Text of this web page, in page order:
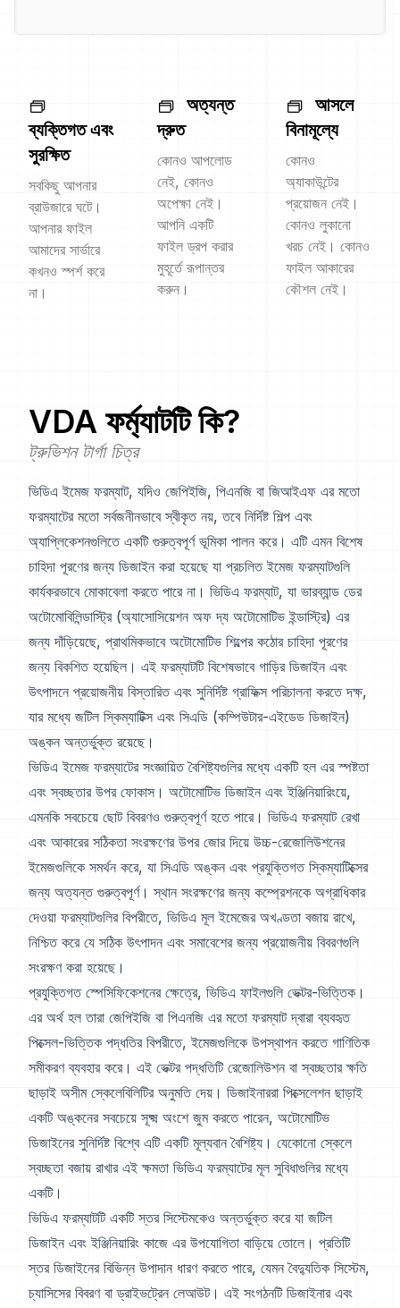
ব্যক্তিগত এবং
সুরক্ষিত
সবকিছু আপনার
ব্রাউজারে ঘটে।
আপনার ফাইল
আমাদের সার্ভারে
কখনও স্পর্শ করে
না।
অত্যন্ত
দ্রুত
কোনও আপলোড
নেই, কোনও
অপেক্ষা নেই।
আপনি একটি
ফাইল ড্রপ করার
মুহূর্তে রূপান্তর
করুন।
আসলে
বিনামূল্যে
কোনও
অ্যাকাউন্টের
প্রয়োজন নেই।
কোনও লুকানো
খরচ নেই। কোনও
ফাইল আকারের
কৌশল নেই।
VDA ফর্ম্যাটটি কি?
ট্রুভিশন টার্গা চিত্র
ভিডিএ ইমেজ ফরম্যাট, যদিও জেপিইজি, পিএনজি বা জিআইএফ এর মতো
ফরম্যাটের মতো সর্বজনীনভাবে স্বীকৃত নয়, তবে নির্দিষ্ট শিল্প এবং
অ্যাপ্লিকেশনগুলিতে একটি গুরুত্বপূর্ণ ভূমিকা পালন করে। এটি এমন বিশেষ
চাহিদা পূরণের জন্য ডিজাইন করা হয়েছে যা প্রচলিত ইমেজ ফরম্যাটগুলি
কার্যকরভাবে মোকাবেলা করতে পারে না। ভিডিএ ফরম্যাট, যা ভারব্যান্ড ডের
অটোমোবিলিন্ডাস্ট্রি (অ্যাসোসিয়েশন অফ দ্য অটোমোটিভ ইন্ডাস্ট্রি) এর
জন্য দাঁড়িয়েছে, প্রাথমিকভাবে অটোমোটিভ শিল্পের কঠোর চাহিদা পূরণের
জন্য বিকশিত হয়েছিল। এই ফরম্যাটটি বিশেষভাবে গাড়ির ডিজাইন এবং
উৎপাদনে প্রয়োজনীয় বিস্তারিত এবং সুনির্দিষ্ট গ্রাফিক্স পরিচালনা করতে দক্ষ,
যার মধ্যে জটিল স্কিম্যাটিক্স এবং সিএডি (কম্পিউটার-এইডেড ডিজাইন)
অঙ্কন অন্তর্ভুক্ত রয়েছে।
ভিডিএ ইমেজ ফরম্যাটের সংজ্ঞায়িত বৈশিষ্ট্যগুলির মধ্যে একটি হল এর স্পষ্টতা
এবং স্বচ্ছতার উপর ফোকাস। অটোমোটিভ ডিজাইন এবং ইঞ্জিনিয়ারিংয়ে,
এমনকি সবচেয়ে ছোট বিবরণও গুরুত্বপূর্ণ হতে পারে। ভিডিএ ফরম্যাট রেখা
এবং আকারের সঠিকতা সংরক্ষণের উপর জোর দিয়ে উচ্চ-রেজোলিউশনের
ইমেজগুলিকে সমর্থন করে, যা সিএডি অঙ্কন এবং প্রযুক্তিগত স্কিম্যাটিক্সের
জন্য অত্যন্ত গুরুত্বপূর্ণ। স্থান সংরক্ষণের জন্য কম্প্রেশনকে অগ্রাধিকার
দেওয়া ফরম্যাটগুলির বিপরীতে, ভিডিএ মূল ইমেজের অখণ্ডতা বজায় রাখে,
নিশ্চিত করে যে সঠিক উৎপাদন এবং সমাবেশের জন্য প্রয়োজনীয় বিবরণগুলি
সংরক্ষণ করা হয়েছে।
প্রযুক্তিগত স্পেসিফিকেশনের ক্ষেত্রে, ভিডিএ ফাইলগুলি ভেক্টর-ভিত্তিক।
এর অর্থ হল তারা জেপিইজি বা পিএনজি এর মতো ফরম্যাট দ্বারা ব্যবহৃত
পিক্সেল-ভিত্তিক পদ্ধতির বিপরীতে, ইমেজগুলিকে উপস্থাপন করতে গাণিতিক
সমীকরণ ব্যবহার করে। এই ভেক্টর পদ্ধতিটি রেজোলিউশন বা স্বচ্ছতার ক্ষতি
ছাড়াই অসীম স্কেলেবিলিটির অনুমতি দেয়। ডিজাইনাররা পিক্সেলেশন ছাড়াই
একটি অঙ্কনের সবচেয়ে সূক্ষ্ম অংশে জুম করতে পারেন, অটোমোটিভ
ডিজাইনের সুনির্দিষ্ট বিশ্বে এটি একটি মূল্যবান বৈশিষ্ট্য। যেকোনো স্কেলে
স্বচ্ছতা বজায় রাখার এই ক্ষমতা ভিডিএ ফরম্যাটের মূল সুবিধাগুলির মধ্যে
একটি।
ভিডিএ ফরম্যাটটি একটি স্তর সিস্টেমকেও অন্তর্ভুক্ত করে যা জটিল
ডিজাইন এবং ইঞ্জিনিয়ারিং কাজে এর উপযোগিতা বাড়িয়ে তোলে। প্রতিটি
স্তর ডিজাইনের বিভিন্ন উপাদান ধারণ করতে পারে, যেমন বৈদ্যুতিক সিস্টেম,
চ্যাসিসের বিবরণ বা ড্রাইভট্রেন লেআউট। এই সংগঠনটি ডিজাইনার এবং